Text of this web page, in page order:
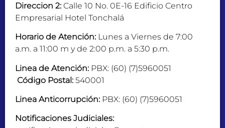
Direccion 2: Calle 10 No. 0E-16 Edificio Centro
Empresarial Hotel Tonchalá
Horario de Atención: Lunes a Viernes de 7:00
a.m. a 11:00 m y de 2:00 p.m. a 5:30 p.m.
Linea de Atención: PBX: (60) (7)5960051
Código Postal: 540001
Linea Anticorrupción: PBX: (60) (7)5960051
Notificaciones Judiciales: